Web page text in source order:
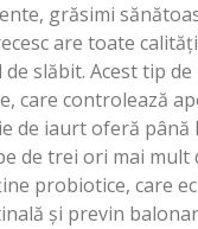
grăsimi
are toate
slăbit. Acest tip
care controlează
de iaurt oferă până
de trei ori mai mult
probiotice, care
și previn